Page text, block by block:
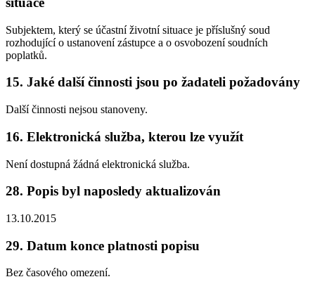
Subjektem, který se účastní životní situace je příslušný soud
rozhodující o ustanovení zástupce a o osvobození soudních
poplatků.
15. Jaké další činnosti jsou po žadateli požadovány
Další činnosti nejsou stanoveny.
16. Elektronická služba, kterou lze využít
Není dostupná žádná elektronická služba.
28. Popis byl naposledy aktualizován
13.10.2015
29. Datum konce platnosti popisu
Bez časového omezení.